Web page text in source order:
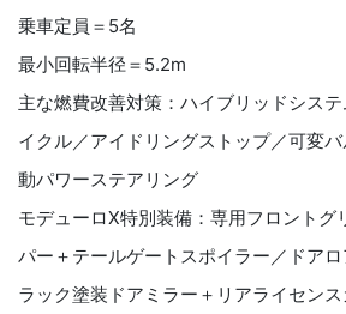
乗車定員＝5名
最小回転半径＝5.2m
主な燃費改善対策：ハイブリッドシス
イクル／アイドリングストップ／可変
動パワーステアリング
モデューロⅩ特別装備：専用フロントグ
パー＋テールゲートスポイラー／ドア
ラック塗装ドアミラー＋リアライセン